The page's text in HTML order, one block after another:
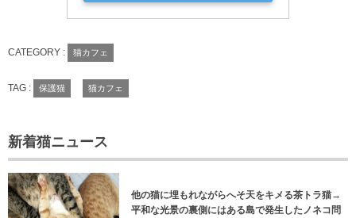
CATEGORY : 猫カフェ
TAG : 保護猫 猫カフェ
新着猫ニュース
他の猫に埋もれながらへそ天をキメる茶トラ猫→
平和な光景の裏側にはある島で発生したノネコ問